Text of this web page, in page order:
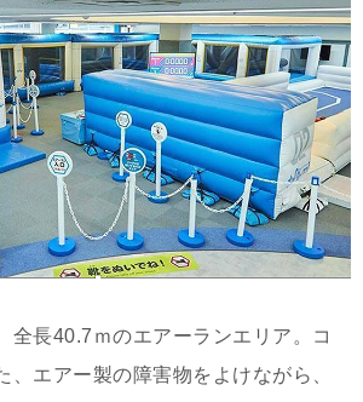
全長40.7ｍのエアーランエリア。コ
、エアー製の障害物をよけながら、